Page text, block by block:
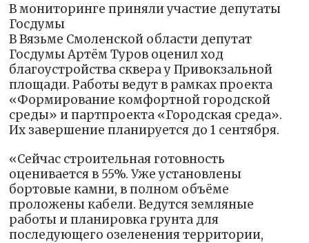
В мониторинге приняли участие депутаты
Госдумы
В Вязьме Смоленской области депутат
Госдумы Артём Туров оценил ход
благоустройства сквера у Привокзальной
площади. Работы ведут в рамках проекта
«Формирование комфортной городской
среды» и партпроекта «Городская среда».
Их завершение планируется до 1 сентября.
«Сейчас строительная готовность
оценивается в 55%. Уже установлены
бортовые камни, в полном объёме
проложены кабели. Ведутся земляные
работы и планировка грунта для
последующего озеленения территории,